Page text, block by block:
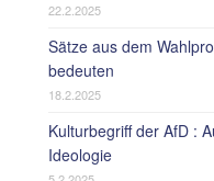
22.2.2025
Sätze aus dem
bedeuten
18.2.2025
Kulturbegriff der AfD :
Ideologie